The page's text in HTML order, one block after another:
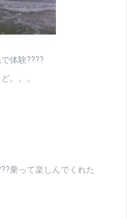
体験????
。。。
乗って楽しんでくれた